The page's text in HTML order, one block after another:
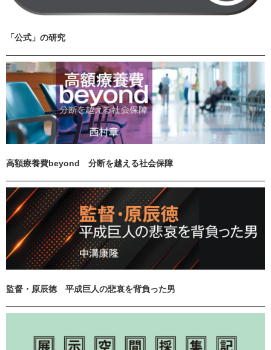
「公式」の研究
高額療養費beyond 分断を越える社会保障
監督・原辰徳 平成巨人の悲哀を背負った男